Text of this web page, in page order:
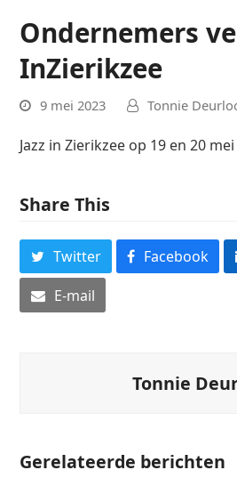
Ondernemers
InZierikzee
9 mei 2023 Tonnie
Jazz in Zierikzee op 19 en 20 mei
Share This
Twitter Facebook
E-mail
Tonnie
Gerelateerde berichten